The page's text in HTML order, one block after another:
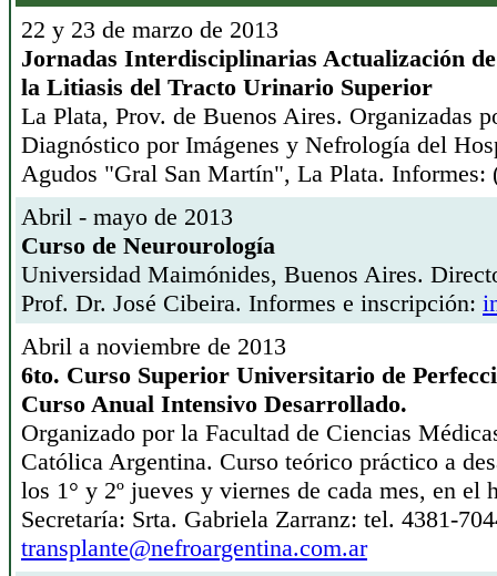
22 y 23 de marzo de 2013
Jornadas Interdisciplinarias Actualización
la Litiasis del Tracto Urinario Superior
La Plata, Prov. de Buenos Aires. Organizadas
Diagnóstico por Imágenes y Nefrología del
Agudos "Gral San Martín", La Plata. Informes:
Abril - mayo de 2013
Curso de Neurourología
Universidad Maimónides, Buenos Aires.
Prof. Dr. José Cibeira. Informes e inscripción:
Abril a noviembre de 2013
6to. Curso Superior Universitario de
Curso Anual Intensivo Desarrollado.
Organizado por la Facultad de Ciencias
Católica Argentina. Curso teórico práctico a
los 1° y 2º jueves y viernes de cada mes, en
Secretaría: Srta. Gabriela Zarranz: tel. 4381-
transplante@nefroargentina.com.ar